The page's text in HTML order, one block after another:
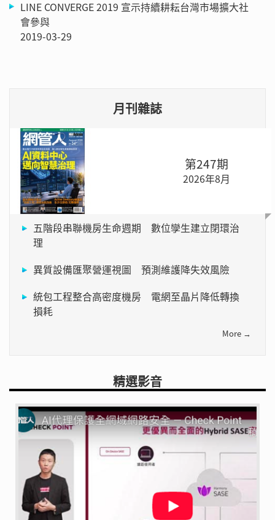
LINE CONVERGE 2019 宣示持續耕耘台灣市場擴大社
會參與
2019-03-29
月刊雜誌
第247期
2026年8月
五階段串聯機房生命週期 數位孿生建立閉環治
理
異質設備匯聚營運視圖 預測維護降失效風險
統包工程整合高密度機房 電網至晶片降低轉換
損耗
More →
精選影音